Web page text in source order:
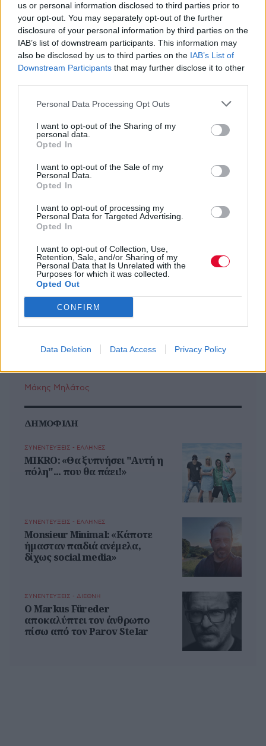
us or personal information disclosed to third parties prior to
your opt-out. You may separately opt-out of the further
disclosure of your personal information by third parties on the
IAB’s list of downstream participants. This information may
also be disclosed by us to third parties on the IAB’s List of
Downstream Participants that may further disclose it to other
Personal Data Processing Opt Outs
I want to opt-out of the Sharing of my
personal data.
Opted In
I want to opt-out of the Sale of my
Personal Data.
Opted In
I want to opt-out of processing my
Personal Data for Targeted Advertising.
Opted In
I want to opt-out of Collection, Use,
Retention, Sale, and/or Sharing of my
Personal Data that Is Unrelated with the
Purposes for which it was collected.
Opted Out
CONFIRM
Data Deletion Data Access Privacy Policy
Rasmus
Σελίδα 119 από 144
115 116 117 118 120
MOOD OF THE DAY
Ποτέ δεν είναι αργά,
κυριολεκτικά. Ο Άντονι Χόπκινς
στα 88 αρνείται να το βάλει κάτω
άλμπουμ με ορχηστρικές συνθέσεις και τίτλο:
Μάκης Μηλάτος
ΔΗΜΟΦΙΛΗ
ΣΥΝΕΝΤΕΥΞΕΙΣ - ΕΛΛΗΝΕΣ
MIKRO: «Θα ξυπνήσει "Αυτή η
πόλη"... που θα πάει!»
ΣΥΝΕΝΤΕΥΞΕΙΣ - ΕΛΛΗΝΕΣ
Monsieur Minimal: «Κάποτε
ήμασταν παιδιά ανέμελα,
δίχως social media»
ΣΥΝΕΝΤΕΥΞΕΙΣ - ΔΙΕΘΝΗ
Ο Markus Füreder
αποκαλύπτει τον άνθρωπο
πίσω από τον Parov Stelar